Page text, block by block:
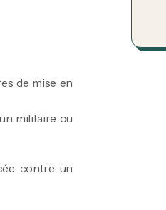
de mise en
militaire ou
contre un